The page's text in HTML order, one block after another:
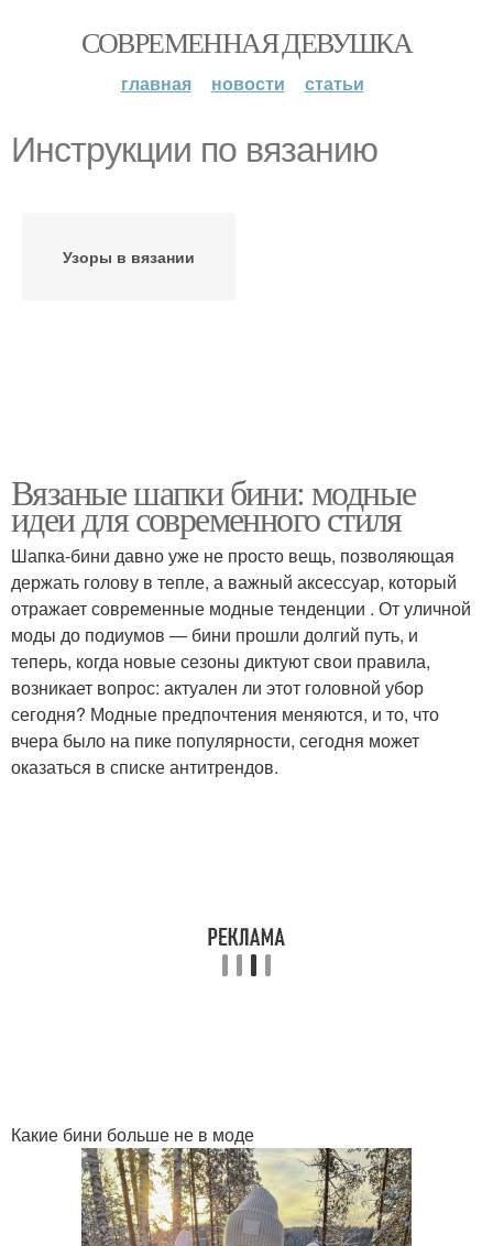
СОВРЕМЕННАЯ ДЕВУШКА
главная новости статьи
Инструкции по вязанию
Узоры в вязании
Вязаные шапки бини: модные
идеи для современного стиля
Шапка-бини давно уже не просто вещь, позволяющая
держать голову в тепле, а важный аксессуар, который
отражает современные модные тенденции . От уличной
моды до подиумов — бини прошли долгий путь, и
теперь, когда новые сезоны диктуют свои правила,
возникает вопрос: актуален ли этот головной убор
сегодня? Модные предпочтения меняются, и то, что
вчера было на пике популярности, сегодня может
оказаться в списке антитрендов.
Какие бини больше не в моде